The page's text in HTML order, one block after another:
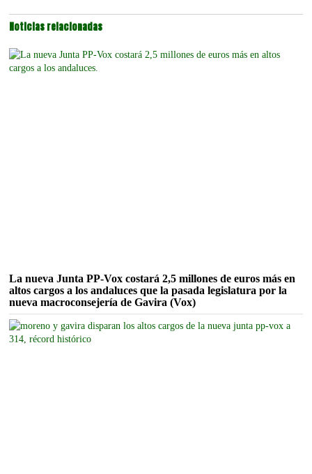
Noticias relacionadas
La nueva Junta PP-Vox costará 2,5 millones de euros más en
altos cargos a los andaluces que la pasada legislatura por la
nueva macroconsejería de Gavira (Vox)